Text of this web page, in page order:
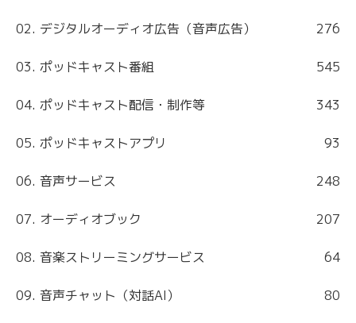
02. デジタルオーディオ広告（音声広告） 276
03. ポッドキャスト番組 545
04. ポッドキャスト配信・制作等 343
05. ポッドキャストアプリ 93
06. 音声サービス 248
07. オーディオブック 207
08. 音楽ストリーミングサービス 64
09. 音声チャット（対話AI） 80